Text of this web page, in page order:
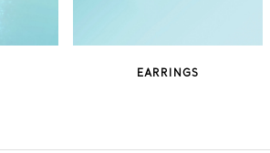
EARRINGS